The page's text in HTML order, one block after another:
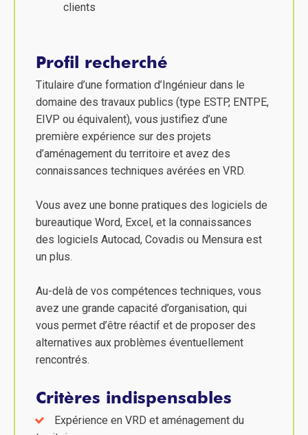
clients
Profil recherché
Titulaire d’une formation d’Ingénieur dans le
domaine des travaux publics (type ESTP, ENTPE,
EIVP ou équivalent), vous justifiez d’une
première expérience sur des projets
d’aménagement du territoire et avez des
connaissances techniques avérées en VRD.
Vous avez une bonne pratiques des logiciels de
bureautique Word, Excel, et la connaissances
des logiciels Autocad, Covadis ou Mensura est
un plus.
Au-delà de vos compétences techniques, vous
avez une grande capacité d’organisation, qui
vous permet d’être réactif et de proposer des
alternatives aux problèmes éventuellement
rencontrés.
Critères indispensables
Expérience en VRD et aménagement du